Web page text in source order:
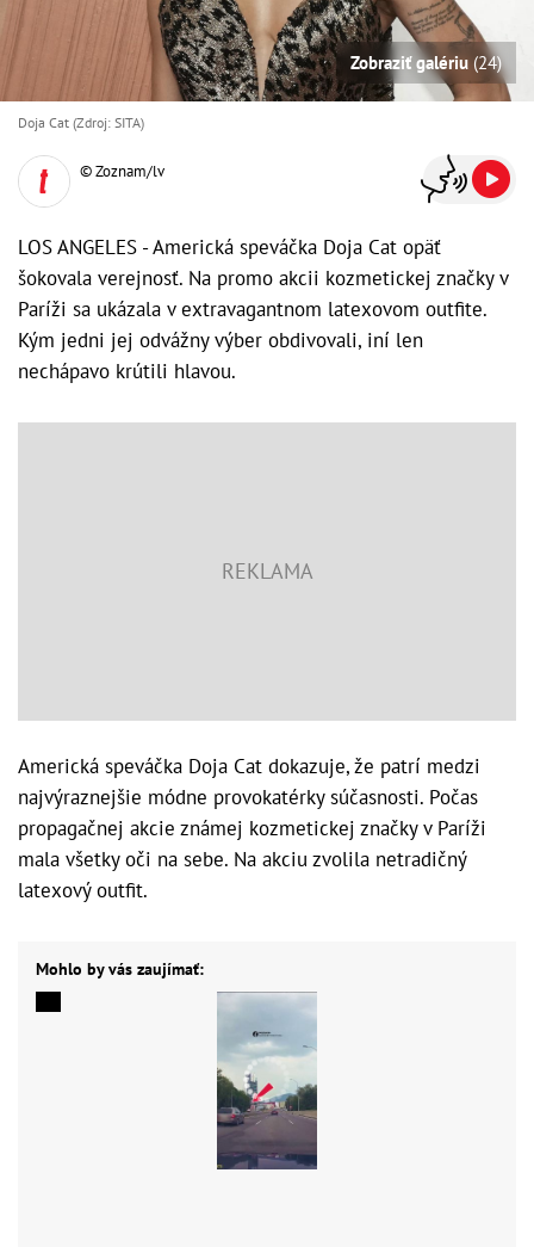
Zobraziť galériu (24)
Doja Cat (Zdroj: SITA)
© Zoznam/lv
LOS ANGELES - Americká speváčka Doja Cat opäť
šokovala verejnosť. Na promo akcii kozmetickej značky v
Paríži sa ukázala v extravagantnom latexovom outfite.
Kým jedni jej odvážny výber obdivovali, iní len
nechápavo krútili hlavou.
Americká speváčka Doja Cat dokazuje, že patrí medzi
najvýraznejšie módne provokatérky súčasnosti. Počas
propagačnej akcie známej kozmetickej značky⁠ v Paríži
mala všetky oči na sebe. Na akciu zvolila netradičný
latexový outfit.
Mohlo by vás zaujímať: